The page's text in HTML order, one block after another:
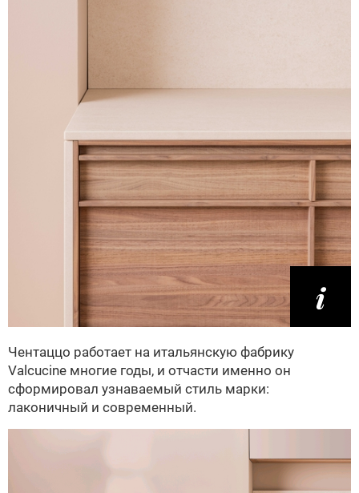
Чентаццо работает на итальянскую фабрику
Valcucine многие годы, и отчасти именно он
сформировал узнаваемый стиль марки:
лаконичный и современный.